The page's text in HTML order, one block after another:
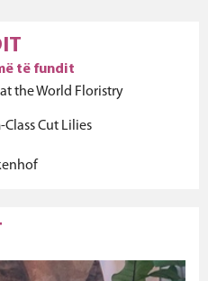
të fundit
the World Floristry
Cut Lilies